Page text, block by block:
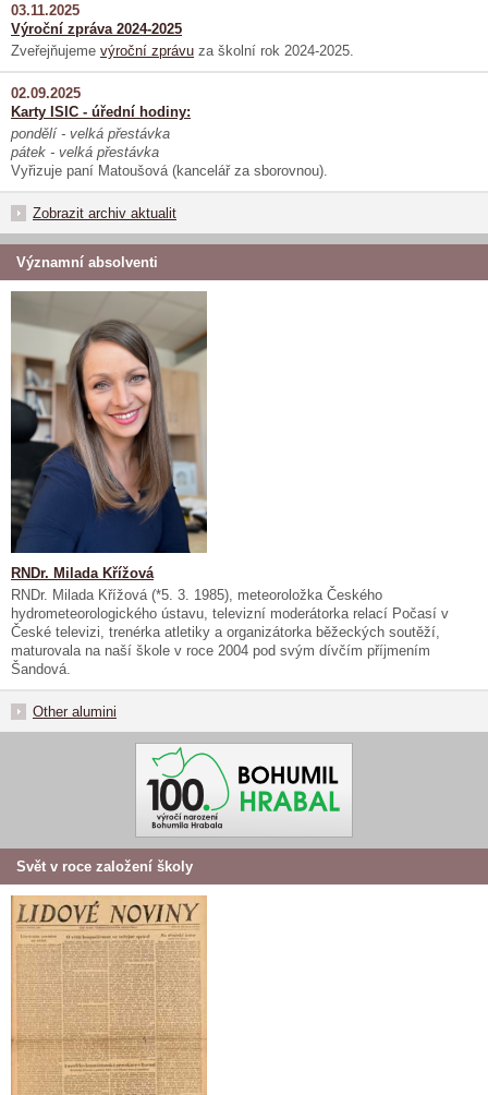
03.11.2025
Výroční zpráva 2024-2025
Zveřejňujeme výroční zprávu za školní rok 2024-2025.
02.09.2025
Karty ISIC - úřední hodiny:
pondělí - velká přestávka
pátek - velká přestávka
Vyřizuje paní Matoušová (kancelář za sborovnou).
Zobrazit archiv aktualit
Významní absolventi
RNDr. Milada Křížová
RNDr. Milada Křížová (*5. 3. 1985), meteoroložka Českého
hydrometeorologického ústavu, televizní moderátorka relací Počasí v
České televizi, trenérka atletiky a organizátorka běžeckých soutěží,
maturovala na naší škole v roce 2004 pod svým dívčím příjmením
Šandová.
Other alumini
Svět v roce založení školy